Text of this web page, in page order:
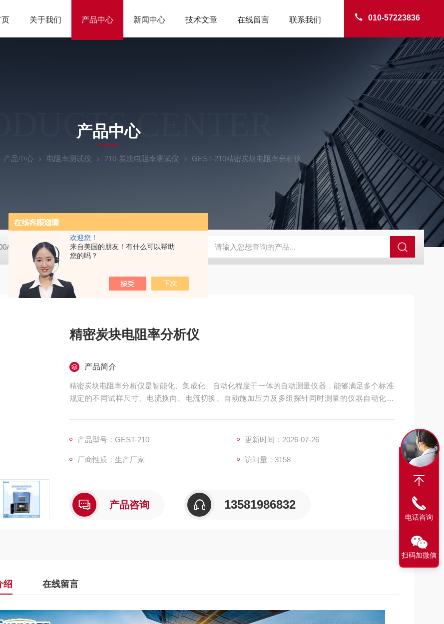
欢迎您！
来自美国的朋友！有什么可以帮助
您的吗？
010-57223836
页 关于我们 产品中心 新闻中心 技术文章 在线留言 联系我们
CENTER
产品中心
产品中心 电阻率测试仪 210-炭块电阻率测试仪 GEST-210精密炭块电阻率分析仪
微动摩擦磨损实验机 GCDDJ-50Kv电压击穿试验仪-微机控制 GCDDJ-50Kv绝缘材料电压击穿强度试验机 GCDDJ-100Kv
精密炭块电阻率分析仪
产品简介
精密炭块电阻率分析仪是智能化、集成化、自动化程度于一体的自动测量仪器，能够满足多个标准
规定的不同试样尺寸、电流换向、电流切换、自动施加压力及多组探针同时测量的仪器自动化仪
产品型号：GEST-210 更新时间：2026-07-26
厂商性质：生产厂家 访问量：3158
产品咨询 13581986832
绍 在线留言
电话咨询
扫码加微信